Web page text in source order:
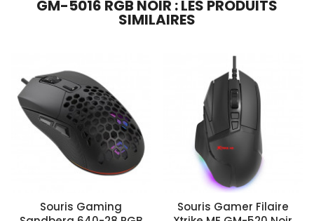
GM-5016 RGB NOIR : LES PRODUITS
SIMILAIRES
Souris Gaming
Souris Gamer Filaire